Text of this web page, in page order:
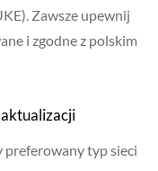
Zawsze upewnij
i zgodne z polskim
preferowany typ sieci